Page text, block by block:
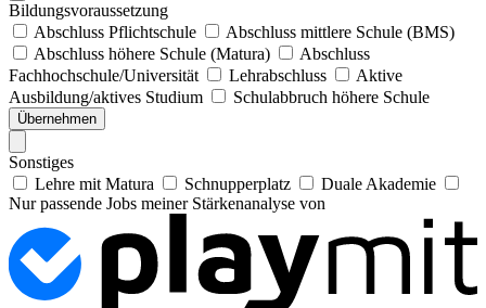
Bildungsvoraussetzung
Abschluss Pflichtschule
Abschluss mittlere Schule (BMS)
Abschluss höhere Schule (Matura)
Abschluss
Fachhochschule/Universität
Lehrabschluss
Aktive
Ausbildung/aktives Studium
Schulabbruch höhere Schule
Übernehmen
Sonstiges
Lehre mit Matura
Schnupperplatz
Duale Akademie
Nur passende Jobs meiner Stärkenanalyse von